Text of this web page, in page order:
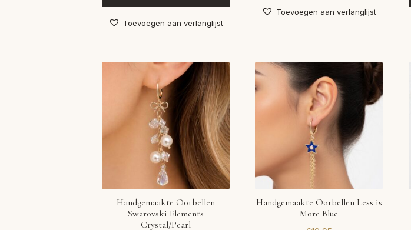
Toevoegen aan verlanglijst
Toevoegen aan verlanglijst
Handgemaakte Oorbellen
Swarovski Elements
Crystal/Pearl
Handgemaakte Oorbellen Less is
More Blue